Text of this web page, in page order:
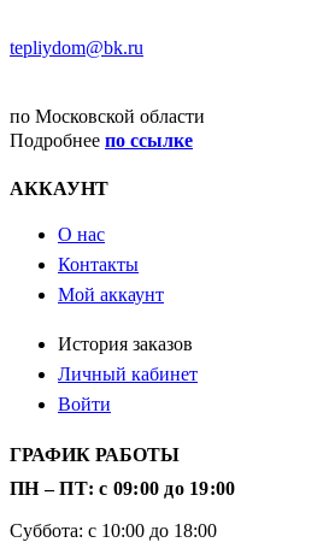
tepliydom@bk.ru
по Московской области
Подробнее по ссылке
АККАУНТ
О нас
Контакты
Мой аккаунт
История заказов
Личный кабинет
Войти
ГРАФИК РАБОТЫ
ПН – ПТ: с 09:00 до 19:00
Суббота: с 10:00 до 18:00